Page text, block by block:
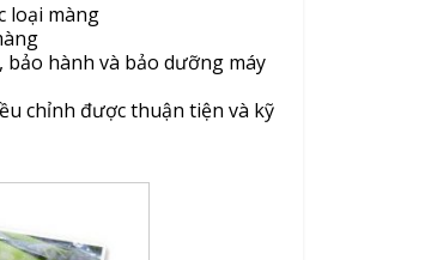
loại màng
bảo hành và bảo dưỡng máy
chỉnh được thuận tiện và kỹ